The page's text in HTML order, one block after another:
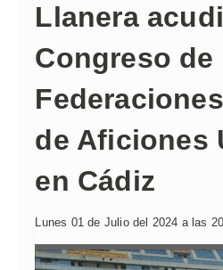
Llanera
Congreso de
de Aficiones
en Cádiz
Lunes 01 de Julio del 2024 a las